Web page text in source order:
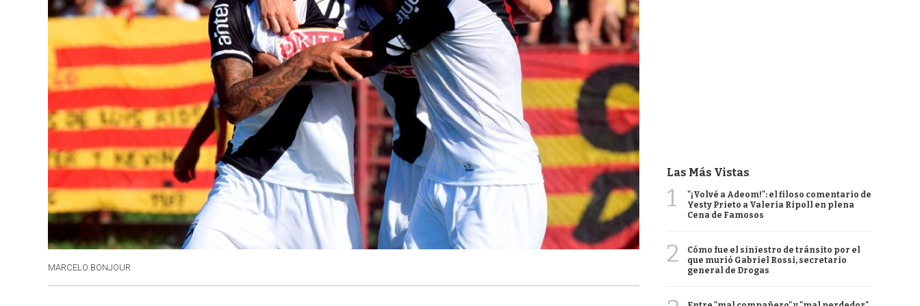
MARCELO BONJOUR
Las Más Vistas
1
"¡Volvé a Adeom!": el filoso comentario de
Yesty Prieto a Valeria Ripoll en plena
Cena de Famosos
2
Cómo fue el siniestro de tránsito por el
que murió Gabriel Rossi, secretario
general de Drogas